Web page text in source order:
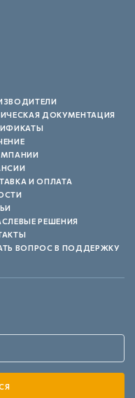
ДОКУМЕНТАЦИЯ
И ОПЛАТА
РЕШЕНИЯ
ВОПРОС В ПОДДЕРЖКУ